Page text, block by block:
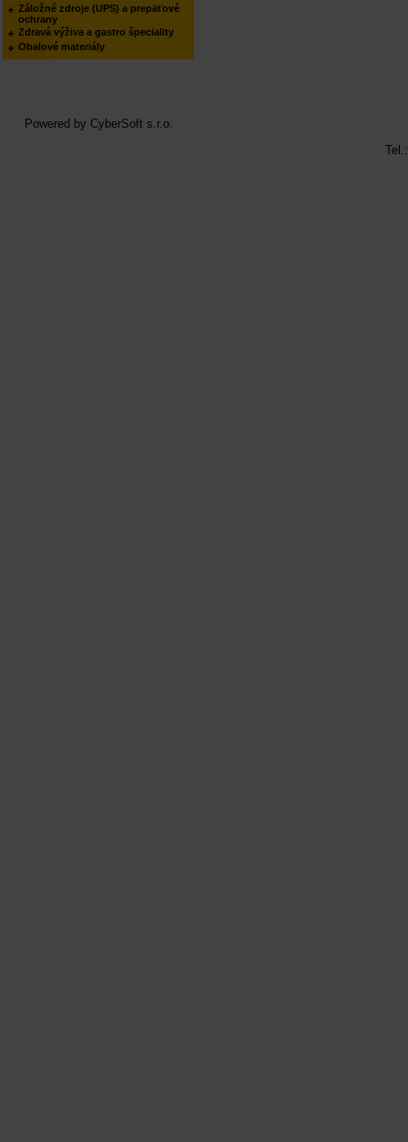
Záložné zdroje (UPS) a prepäťové
ochrany
Zdravá výživa a gastro špeciality
Obalové materiály
Powered by CyberSoft s.r.o.